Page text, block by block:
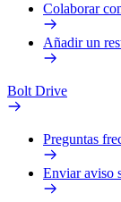
Colaborar
Añadir un
Bolt Drive
Preguntas
Enviar aviso